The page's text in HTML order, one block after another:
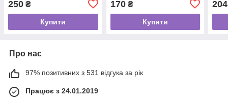
250 ₴
Купити
170₴
Купити
204
Про нас
97% позитивних з 531 відгука за рік
Працює з 24.01.2019